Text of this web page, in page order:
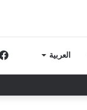
العربية